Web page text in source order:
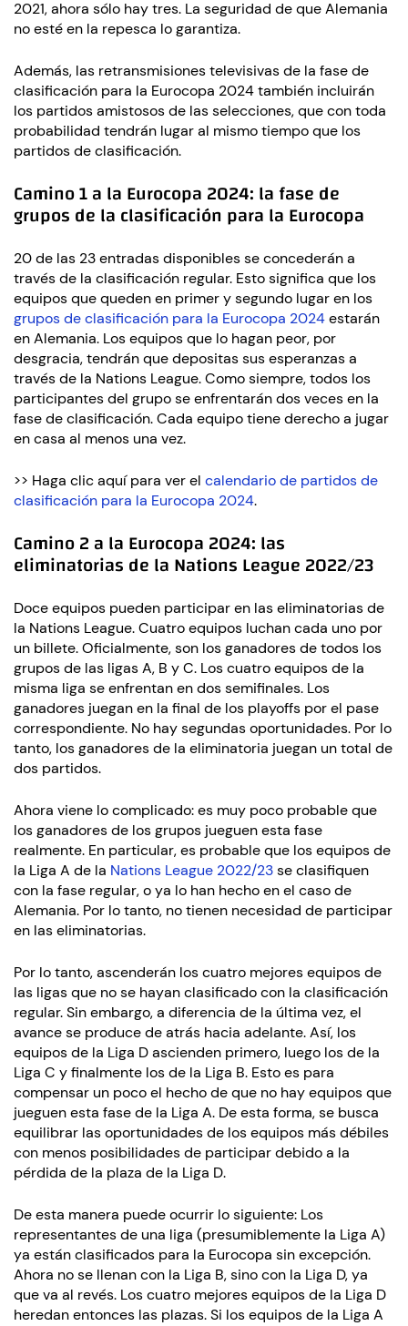
2021, ahora sólo hay tres. La seguridad de que Alemania
no esté en la repesca lo garantiza.
Además, las retransmisiones televisivas de la fase de
clasificación para la Eurocopa 2024 también incluirán
los partidos amistosos de las selecciones, que con toda
probabilidad tendrán lugar al mismo tiempo que los
partidos de clasificación.
Camino 1 a la Eurocopa 2024: la fase de
grupos de la clasificación para la Eurocopa
20 de las 23 entradas disponibles se concederán a
través de la clasificación regular. Esto significa que los
equipos que queden en primer y segundo lugar en los
grupos de clasificación para la Eurocopa 2024estarán
en Alemania. Los equipos que lo hagan peor, por
desgracia, tendrán que depositas sus esperanzas a
través de la Nations League. Como siempre, todos los
participantes del grupo se enfrentarán dos veces en la
fase de clasificación. Cada equipo tiene derecho a jugar
en casa al menos una vez.
>> Haga clic aquí para ver el calendario de partidos de
clasificación para la Eurocopa 2024.
Camino 2 a la Eurocopa 2024: las
eliminatorias de la Nations League 2022/23
Doce equipos pueden participar en las eliminatorias de
la Nations League. Cuatro equipos luchan cada uno por
un billete. Oficialmente, son los ganadores de todos los
grupos de las ligas A, B y C. Los cuatro equipos de la
misma liga se enfrentan en dos semifinales. Los
ganadores juegan en la final de los playoffs por el pase
correspondiente. No hay segundas oportunidades. Por lo
tanto, los ganadores de la eliminatoria juegan un total de
dos partidos.
Ahora viene lo complicado: es muy poco probable que
los ganadores de los grupos jueguen esta fase
realmente. En particular, es probable que los equipos de
la Liga A de la Nations League 2022/23se clasifiquen
con la fase regular, o ya lo han hecho en el caso de
Alemania. Por lo tanto, no tienen necesidad de participar
en las eliminatorias.
Por lo tanto, ascenderán los cuatro mejores equipos de
las ligas que no se hayan clasificado con la clasificación
regular. Sin embargo, a diferencia de la última vez, el
avance se produce de atrás hacia adelante. Así, los
equipos de la Liga D ascienden primero, luego los de la
Liga C y finalmente los de la Liga B. Esto es para
compensar un poco el hecho de que no hay equipos que
jueguen esta fase de la Liga A. De esta forma, se busca
equilibrar las oportunidades de los equipos más débiles
con menos posibilidades de participar debido a la
pérdida de la plaza de la Liga D.
De esta manera puede ocurrir lo siguiente: Los
representantes de una liga (presumiblemente la Liga A)
ya están clasificados para la Eurocopa sin excepción.
Ahora no se llenan con la Liga B, sino con la Liga D, ya
que va al revés. Los cuatro mejores equipos de la Liga D
heredan entonces las plazas. Si los equipos de la Liga A